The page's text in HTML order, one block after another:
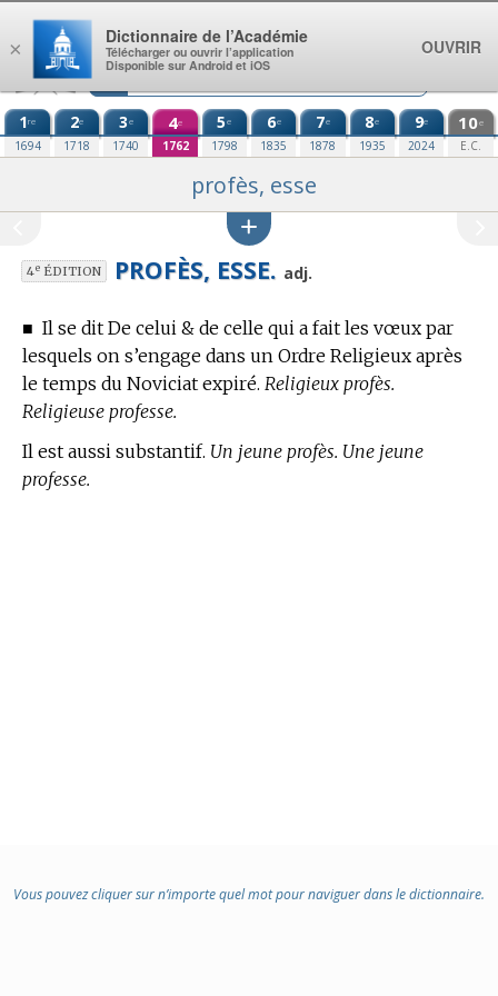
Aller au contenu
1re
1694
2e
1718
3e
1740
4e
1762
5e
1798
6e
1835
7e
1878
8e
1935
9e
2024
10e
E.C.
profès, esse
4eÉDITION PROFÈS, ESSE. adj.
■ Il se dit De celui & de celle qui a fait les vœux par
lesquels on s’engage dans un Ordre Religieux après
le temps du Noviciat expiré. Religieux profès.
Religieuse professe.
Il est aussi substantif. Un jeune profès. Une jeune
professe.
Vous pouvez cliquer sur n’importe quel mot pour naviguer dans le dictionnaire.
×
Dictionnaire de l’Académie
Télécharger ou ouvrir l’application
Disponible sur Android et iOS
OUVRIR